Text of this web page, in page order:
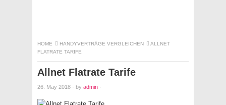
HOME HANDYVERTRÄGE VERGLEICHEN
ALLNET
FLATRATE TARIFE
Allnet Flatrate Tarife
26. May 2018 · by admin ·